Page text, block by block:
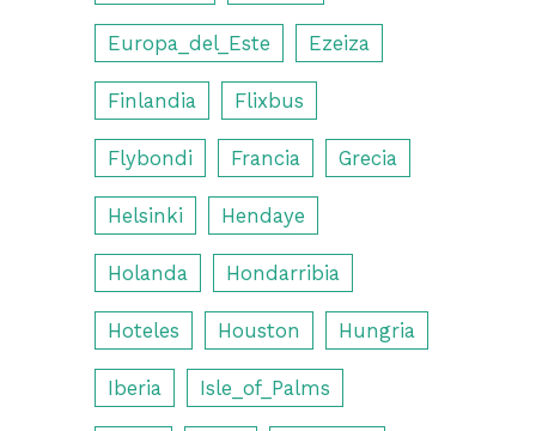
Europa_del_Este Ezeiza
Finlandia Flixbus
Flybondi Francia Grecia
Helsinki Hendaye
Holanda Hondarribia
Hoteles Houston Hungria
Iberia Isle_of_Palms